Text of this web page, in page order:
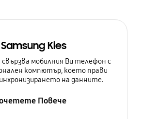
Samsung Kies
свързва мобилния Ви телефон с
компютър, което прави
на данните.
Повече